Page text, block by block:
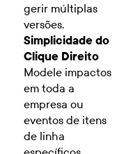
gerir múltiplas
versões.
Simplicidade do
Clique Direito
Modele impactos
em toda a
empresa ou
eventos de itens
de linha